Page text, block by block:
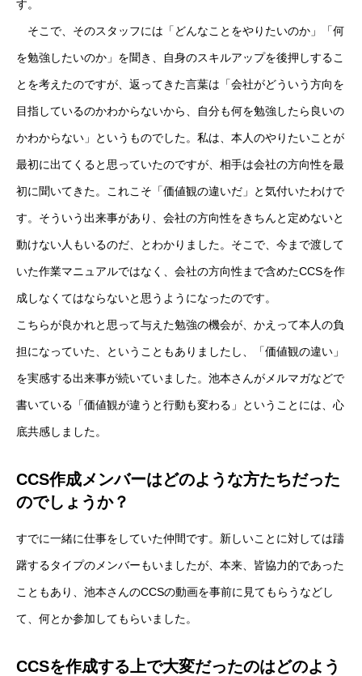
す。
そこで、そのスタッフには「どんなことをやりたいのか」「何
を勉強したいのか」を聞き、自身のスキルアップを後押しするこ
とを考えたのですが、返ってきた言葉は「会社がどういう方向を
目指しているのかわからないから、自分も何を勉強したら良いの
かわからない」というものでした。私は、本人のやりたいことが
最初に出てくると思っていたのですが、相手は会社の方向性を最
初に聞いてきた。これこそ「価値観の違いだ」と気付いたわけで
す。そういう出来事があり、会社の方向性をきちんと定めないと
動けない人もいるのだ、とわかりました。そこで、今まで渡して
いた作業マニュアルではなく、会社の方向性まで含めたCCSを作
成しなくてはならないと思うようになったのです。
こちらが良かれと思って与えた勉強の機会が、かえって本人の負
担になっていた、ということもありましたし、「価値観の違い」
を実感する出来事が続いていました。池本さんがメルマガなどで
書いている「価値観が違うと行動も変わる」ということには、心
底共感しました。
CCS作成メンバーはどのような方たちだった
のでしょうか？
すでに一緒に仕事をしていた仲間です。新しいことに対しては躊
躇するタイプのメンバーもいましたが、本来、皆協力的であった
こともあり、池本さんのCCSの動画を事前に見てもらうなどし
て、何とか参加してもらいました。
CCSを作成する上で大変だったのはどのよう